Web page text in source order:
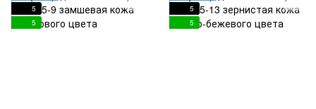
5
5
5
5